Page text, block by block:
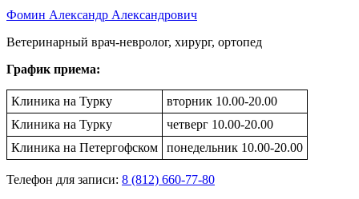
Фомин Александр Александрович
Ветеринарный врач-невролог, хирург, ортопед
График приема:
Клиника на Турку
вторник 10.00-20.00
Клиника на Турку
четверг 10.00-20.00
Клиника на Петергофском
понедельник 10.00-20.00
Телефон для записи: 8 (812) 660-77-80